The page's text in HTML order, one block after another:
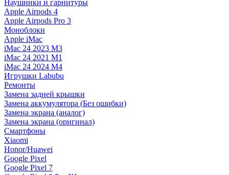
Наушники и гарнитуры
Apple Airpods 4
Apple Airpods Pro 3
Моноблоки
Apple iMac
iMac 24 2023 M3
iMac 24 2021 M1
iMac 24 2024 M4
Игрушки Labubu
Ремонты
Замена задней крышки
Замена аккумулятора (Без ошибки)
Замена экрана (аналог)
Замена экрана (оригинал)
Смартфоны
Xiaomi
Honor/Huawei
Google Pixel
Google Pixel 7